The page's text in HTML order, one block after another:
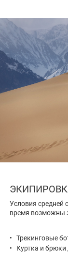
Условия средней
время возможны
Трекинговые
Куртка и брюки